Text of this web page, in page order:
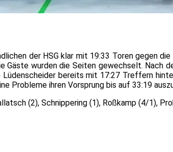
der HSG klar mit 19:33 Toren gegen die
Gäste wurden die Seiten gewechselt. Nach
bereits mit 17:27 Treffern
Probleme ihren Vorsprung bis auf 33:19
(2), Schnippering (1), Roßkamp (4/1),